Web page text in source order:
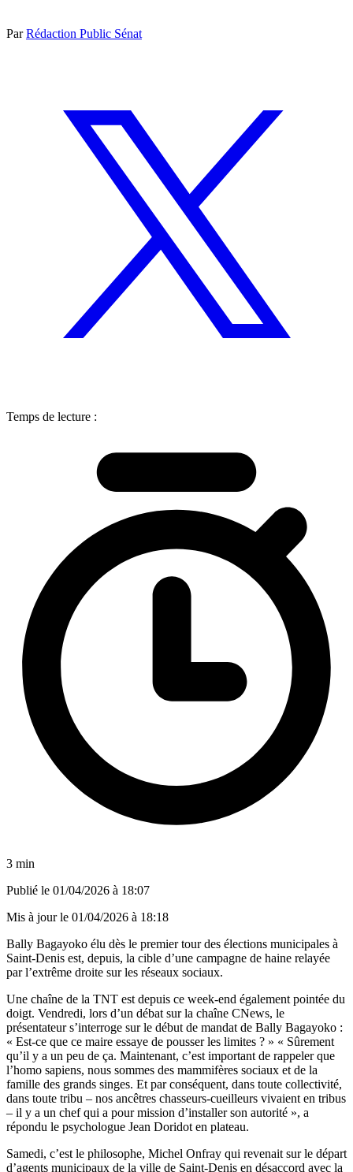
ParRédaction Public Sénat
Temps de lecture :
3 min
Publié le 01/04/2026 à 18:07
Mis à jour le 01/04/2026 à 18:18
Bally Bagayoko élu dès le premier tour des élections municipales à
Saint-Denis est, depuis, la cible d’une campagne de haine relayée
par l’extrême droite sur les réseaux sociaux.
Une chaîne de la TNT est depuis ce week-end également pointée du
doigt. Vendredi, lors d’un débat sur la chaîne CNews, le
présentateur s’interroge sur le début de mandat de Bally Bagayoko :
« Est-ce que ce maire essaye de pousser les limites ? » « Sûrement
qu’il y a un peu de ça. Maintenant, c’est important de rappeler que
l’homo sapiens, nous sommes des mammifères sociaux et de la
famille des grands singes. Et par conséquent, dans toute collectivité,
dans toute tribu – nos ancêtres chasseurs-cueilleurs vivaient en tribus
– il y a un chef qui a pour mission d’installer son autorité », a
répondu le psychologue Jean Doridot en plateau.
Samedi, c’est le philosophe, Michel Onfray qui revenait sur le départ
d’agents municipaux de la ville de Saint-Denis en désaccord avec la